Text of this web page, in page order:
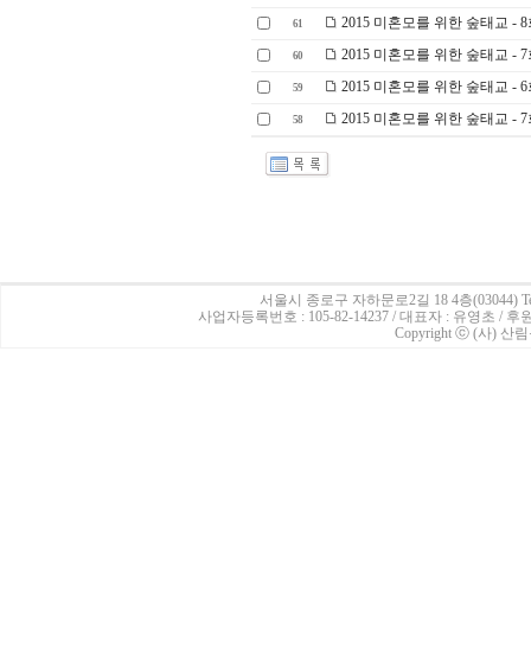
61 2015 미혼모를 위한 숲태교 -
60 2015 미혼모를 위한 숲태교 -
59 2015 미혼모를 위한 숲태교 -
58 2015 미혼모를 위한 숲태교 -
서울시 종로구 자하문로2길 18 4층(03044)
사업자등록번호 : 105-82-14237 / 대표자 : 유영초 /
Copyright ⓒ (사) 산림